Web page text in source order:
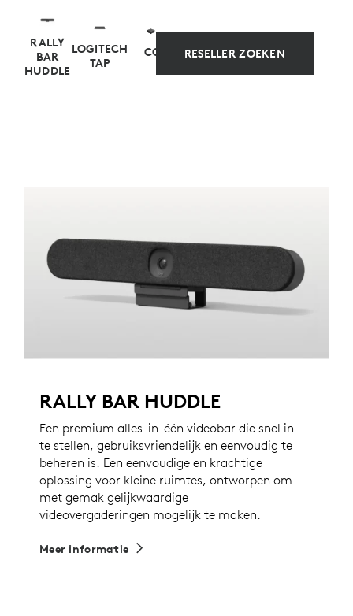
RALLY
BAR
HUDDLE
LOGITECH
TAP
COMPUTERBRON
RESELLER ZOEKEN
RALLY BAR HUDDLE
Een premium alles-in-één videobar die snel in
te stellen, gebruiksvriendelijk en eenvoudig te
beheren is. Een eenvoudige en krachtige
oplossing voor kleine ruimtes, ontworpen om
met gemak gelijkwaardige
videovergaderingen mogelijk te maken.
Meer informatie